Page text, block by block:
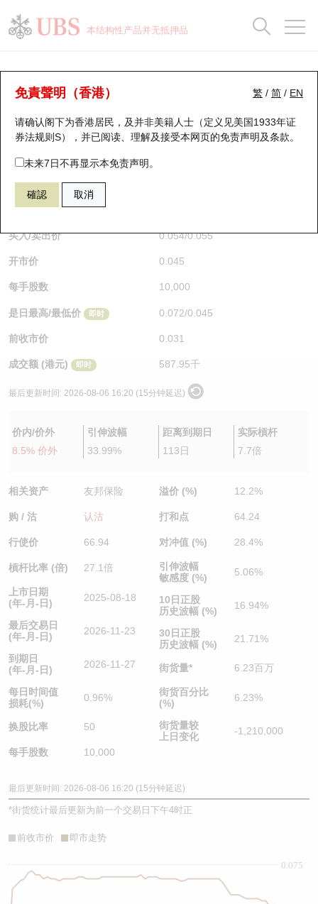
本结构性产品并无抵押品
繁 / 简 / EN
免責聲明（香港）
请确认阁下为香港居民，及并非美籍人士（定义见美国1933年证
券法规则S），并已阅读、理解及接受本网页的免责声明及条款。
未来7日不再显示本免责声明。
確認 取消
认股证分析仪
表现 街货统计 比较
19351 瑞银认沽 1299 友邦保险
$0.054 0.023
买入/卖出价 0.054/0.055
开市价 0.045
每手股数 10,000
是日最高/最低价 即时 0.072/0.045
前收市价 0.031
成交额 (港元) 即时 587.95千
最后更新时间: 2026-08-06 16:20 (15分钟延迟)
价内/价外
8.5% 价外
引伸波幅
33.99%
距离到期日
113日
实际槓杆
7.7倍
相关资产 友邦保险
购 / 沽 认沽
行使价 66.94
槓杆比率 (倍) 27.1倍
上市日期
(年-月-日)
2025-08-18
最后交易日
(年-月-日)
2026-11-23
到期日
(年-月-日)
2026-11-27
每日时间值
损耗(%)
0.96%
换股比率 50
每手股数 10,000
溢价 (%) 12.2%
打和点 64.24
对冲值 (%) 28.4%
引伸波幅
敏感度 (%)
5.06%
10日正股
历史波幅 (%)
16.94%
30日正股
历史波幅 (%)
21.71%
街货量* 6.23百万
街货百分比
(%)
6.23%
街货量较
上日变化
-1,210,000
最后更新时间: 2026-08-06 16:20 (15分钟延迟)
*街货统计最后更新为前一个交易日下午4时正
前收市价 即市走势
0.075
瑞银认股证一览
新发行瑞银认股证
即将到期认股证
认股证到期结算价查找
认股证分析仪
认股证速算机
认股证/牛熊证日志
认股证文件及公告
街货统计
比较
牛熊全景快搜
牛熊证搜寻
牛熊证街货分布图
正股牛熊证列表
新发行瑞银牛熊证
已收回牛熊证剩余价值
牛熊证到期结算价查找
牛熊证分析仪
街货统计
比较
十大升幅/跌幅
十大认股证成交分布
十天股证占大市成交
资金流
街货统计
三十大平均引伸波幅
正股分析仪
二十大活跃股份
恒指成份股
国指成份股
科指成份股
相关资产沽空
中资ETFs溢价比较
AH 股价对照
持股比重
显示所有持股比重
每月轮证大市专题
轮证专栏
讲座及教育短片
认股证投资者教育
牛熊证投资者教育
认股证牛熊证常问问题